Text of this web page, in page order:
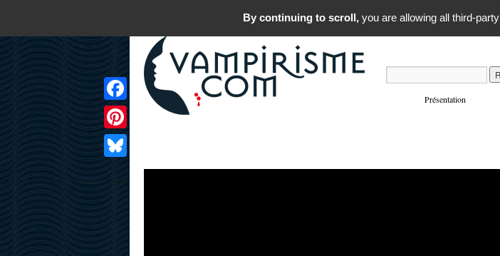
Présentation
Facebook
Pinterest
Bluesky
By continuing to scroll,you are allowing all third-